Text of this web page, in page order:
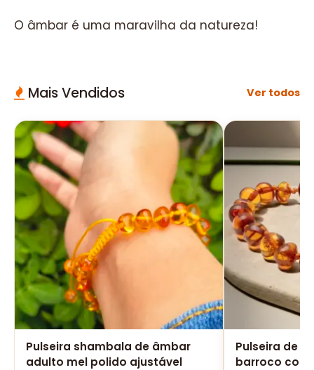
O âmbar é uma maravilha da natureza!
Mais Vendidos Ver todos
Pulseira shambala de âmbar
adulto mel polido ajustável
Pulseira de
barroco